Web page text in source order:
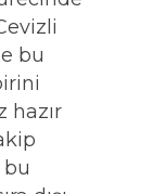
bu
hazır